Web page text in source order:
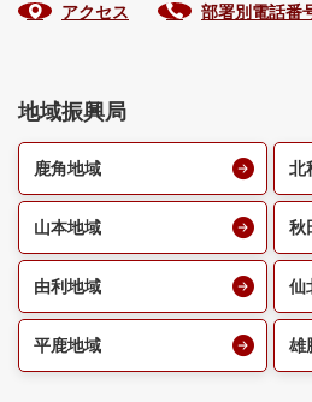
アクセス 部署別電話番
地域振興局
鹿角地域 北
山本地域 秋
由利地域 仙
平鹿地域 雄